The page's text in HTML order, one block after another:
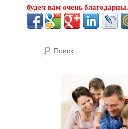
будем вам очень благодарны.
Поиск